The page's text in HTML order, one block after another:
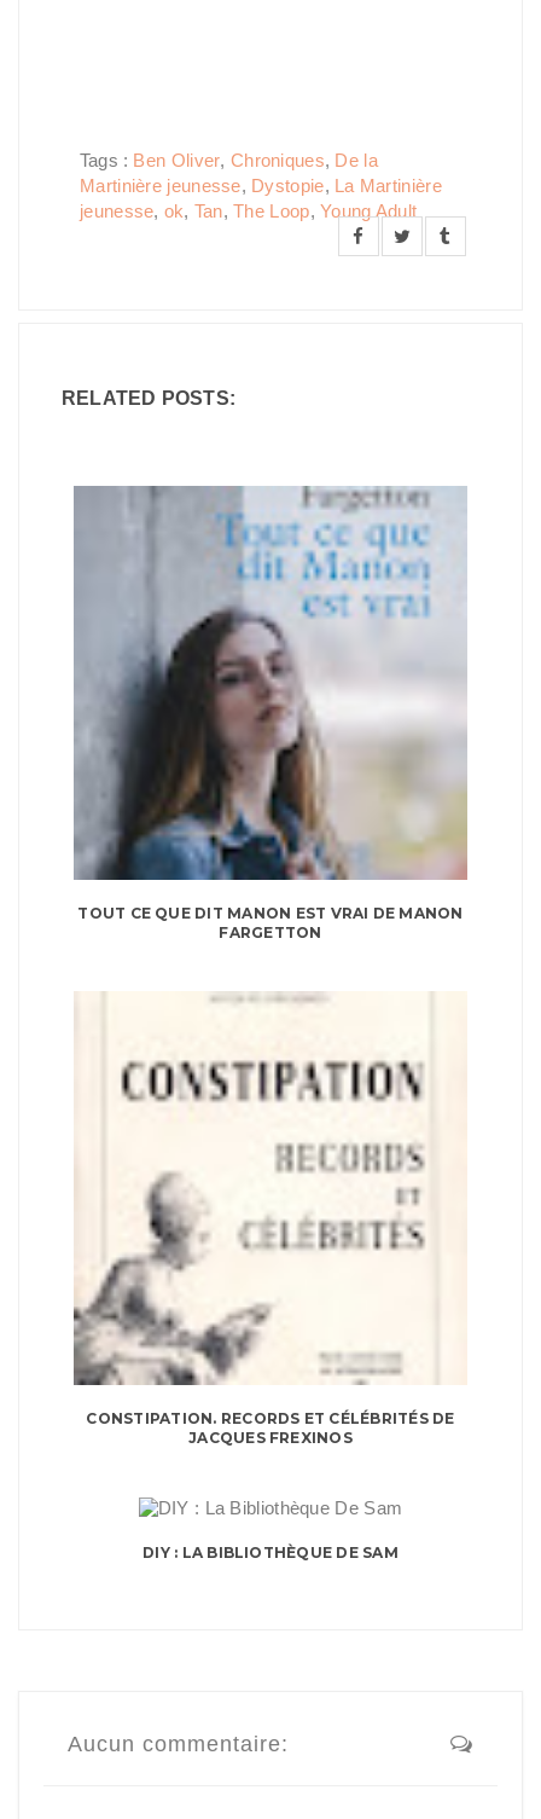
Tags : Ben Oliver, Chroniques, De la
Martinière jeunesse, Dystopie, La Martinière
jeunesse, ok, Tan,The Loop,Young Adult
RELATED POSTS:
TOUT CE QUE DIT MANON EST VRAI DE MANON
FARGETTON
CONSTIPATION. RECORDS ET CÉLÉBRITÉS DE
JACQUES FREXINOS
DIY : LA BIBLIOTHÈQUE DE SAM
Aucun commentaire: